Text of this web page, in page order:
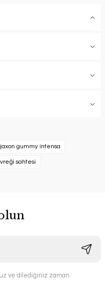
jaxon gummy intensa
sahtesi
ve dilediğiniz zaman